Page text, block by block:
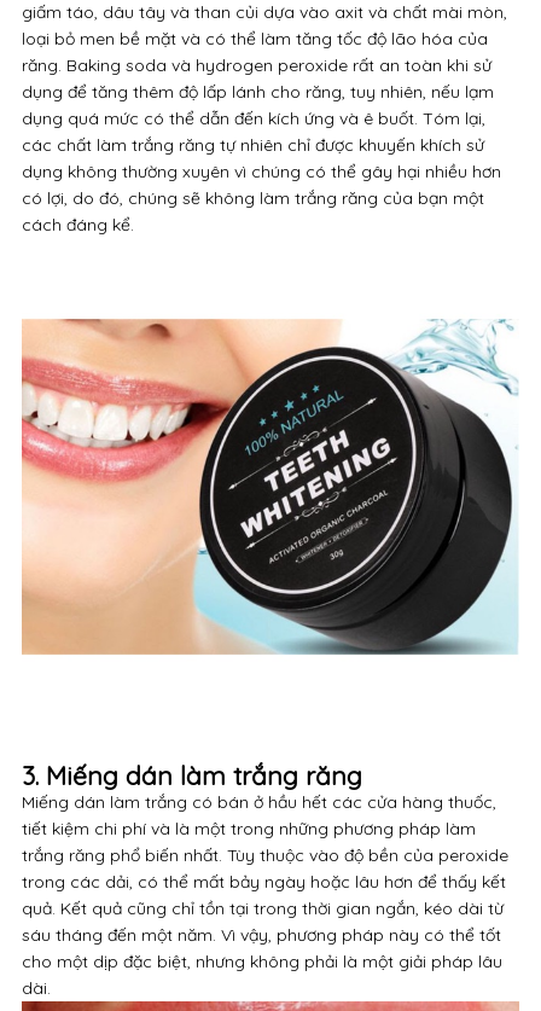
giấm táo, dâu tây và than củi dựa vào axit và chất mài mòn,
loại bỏ men bề mặt và có thể làm tăng tốc độ lão hóa của
răng. Baking soda và hydrogen peroxide rất an toàn khi sử
dụng để tăng thêm độ lấp lánh cho răng, tuy nhiên, nếu lạm
dụng quá mức có thể dẫn đến kích ứng và ê buốt. Tóm lại,
các chất làm trắng răng tự nhiên chỉ được khuyến khích sử
dụng không thường xuyên vì chúng có thể gây hại nhiều hơn
có lợi, do đó, chúng sẽ không làm trắng răng của bạn một
cách đáng kể.
3. Miếng dán làm trắng răng
Miếng dán làm trắng có bán ở hầu hết các cửa hàng thuốc,
tiết kiệm chi phí và là một trong những phương pháp làm
trắng răng phổ biến nhất. Tùy thuộc vào độ bền của peroxide
trong các dải, có thể mất bảy ngày hoặc lâu hơn để thấy kết
quả. Kết quả cũng chỉ tồn tại trong thời gian ngắn, kéo dài từ
sáu tháng đến một năm. Vì vậy, phương pháp này có thể tốt
cho một dịp đặc biệt, nhưng không phải là một giải pháp lâu
dài.